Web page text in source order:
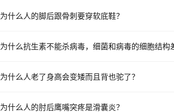
为什么人的脚后跟骨刺要穿软底鞋？
为什么抗生素不能杀病毒，细菌和病毒的细胞结构
为什么人老了身高会变矮而且背也驼了？
为什么人的肘后鹰嘴突疼是滑囊炎？